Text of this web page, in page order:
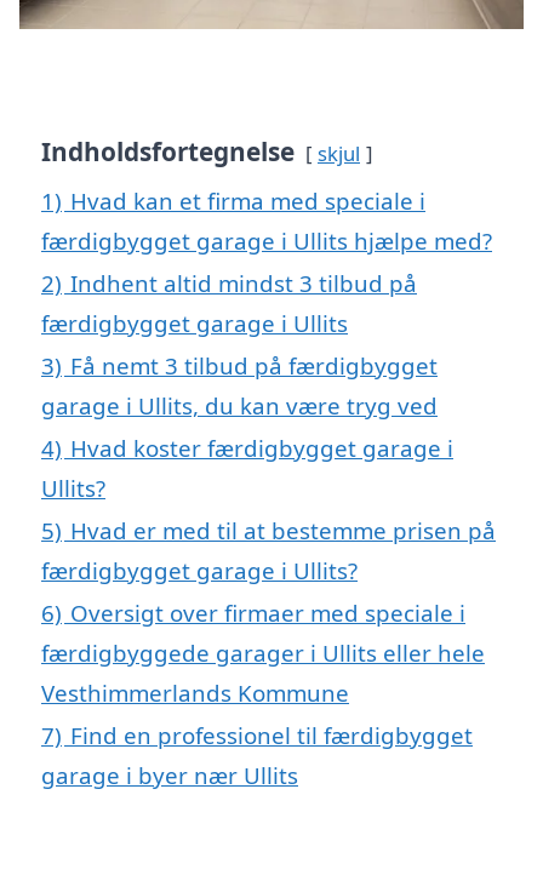
Indholdsfortegnelse skjul
1) Hvad kan et firma med speciale i
færdigbygget garage i Ullits hjælpe med?
2) Indhent altid mindst 3 tilbud på
færdigbygget garage i Ullits
3) Få nemt 3 tilbud på færdigbygget
garage i Ullits, du kan være tryg ved
4) Hvad koster færdigbygget garage i
Ullits?
5) Hvad er med til at bestemme prisen på
færdigbygget garage i Ullits?
6) Oversigt over firmaer med speciale i
færdigbyggede garager i Ullits eller hele
Vesthimmerlands Kommune
7) Find en professionel til færdigbygget
garage i byer nær Ullits